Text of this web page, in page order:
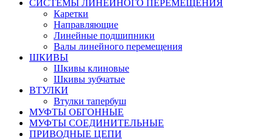
СИСТЕМЫ ЛИНЕЙНОГО ПЕРЕМЕЩЕНИЯ
Каретки
Направляющие
Линейные подшипники
Валы линейного перемещения
ШКИВЫ
Шкивы клиновые
Шкивы зубчатые
ВТУЛКИ
Втулки тапербуш
МУФТЫ ОБГОННЫЕ
МУФТЫ СОЕДИНИТЕЛЬНЫЕ
ПРИВОДНЫЕ ЦЕПИ